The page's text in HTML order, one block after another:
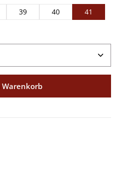
39 40
41
gewünschten Wert ein
Warenkorb